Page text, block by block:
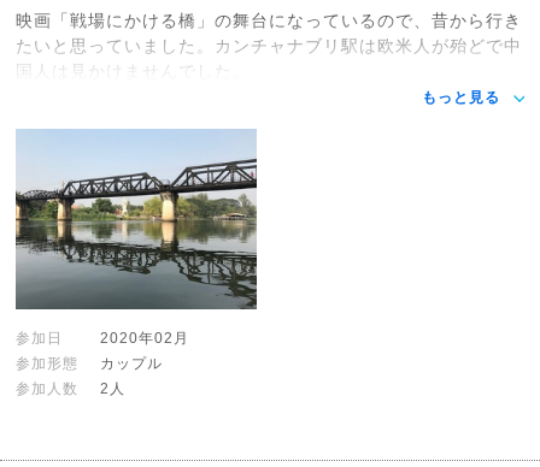
映画「戦場にかける橋」の舞台になっているので、昔から行き
たいと思っていました。カンチャナブリ駅は欧米人が殆どで中
国人は見かけませんでした。
もっと見る
参加日
2020年02月
参加形態
カップル
参加人数
2人